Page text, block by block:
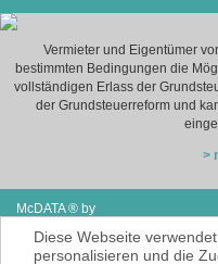
Vermieter und Eigentümer
bestimmten Bedingungen die
vollständigen Erlass der
der Grundsteuerreform und
>
McDATA ® by
P.O. Box 2410 | Ras Al Kaimah
Diese Webseite
personalisieren und die